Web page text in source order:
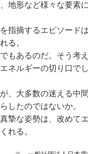
地形など様々な要素
指摘するエピソード
る。
もあるのだ。そう考
ネルギーの切り口で
、大多数の迷える中
したのではないか。
摯な姿勢は、改めて
れる。